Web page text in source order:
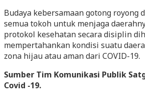
Budaya kebersamaan gotong royong
semua tokoh untuk menjaga
protokol kesehatan secara disiplin
mempertahankan kondisi suatu
zona hijau atau aman dari COVID-19.
Sumber Tim Komunikasi Publik
Covid -19.